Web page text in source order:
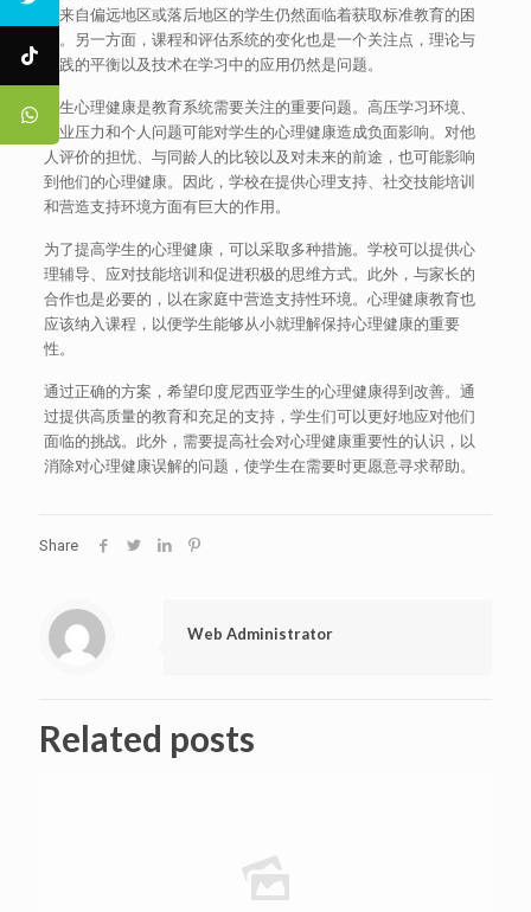
多来自偏远地区或落后地区的学生仍然面临着获取标准教育的困
难。另一方面，课程和评估系统的变化也是一个关注点，理论与
实践的平衡以及技术在学习中的应用仍然是问题。
学生心理健康是教育系统需要关注的重要问题。高压学习环境、
学业压力和个人问题可能对学生的心理健康造成负面影响。对他
人评价的担忧、与同龄人的比较以及对未来的前途，也可能影响
到他们的心理健康。因此，学校在提供心理支持、社交技能培训
和营造支持环境方面有巨大的作用。
为了提高学生的心理健康，可以采取多种措施。学校可以提供心
理辅导、应对技能培训和促进积极的思维方式。此外，与家长的
合作也是必要的，以在家庭中营造支持性环境。心理健康教育也
应该纳入课程，以便学生能够从小就理解保持心理健康的重要
性。
通过正确的方案，希望印度尼西亚学生的心理健康得到改善。通
过提供高质量的教育和充足的支持，学生们可以更好地应对他们
面临的挑战。此外，需要提高社会对心理健康重要性的认识，以
消除对心理健康误解的问题，使学生在需要时更愿意寻求帮助。
Share
Web Administrator
Related posts